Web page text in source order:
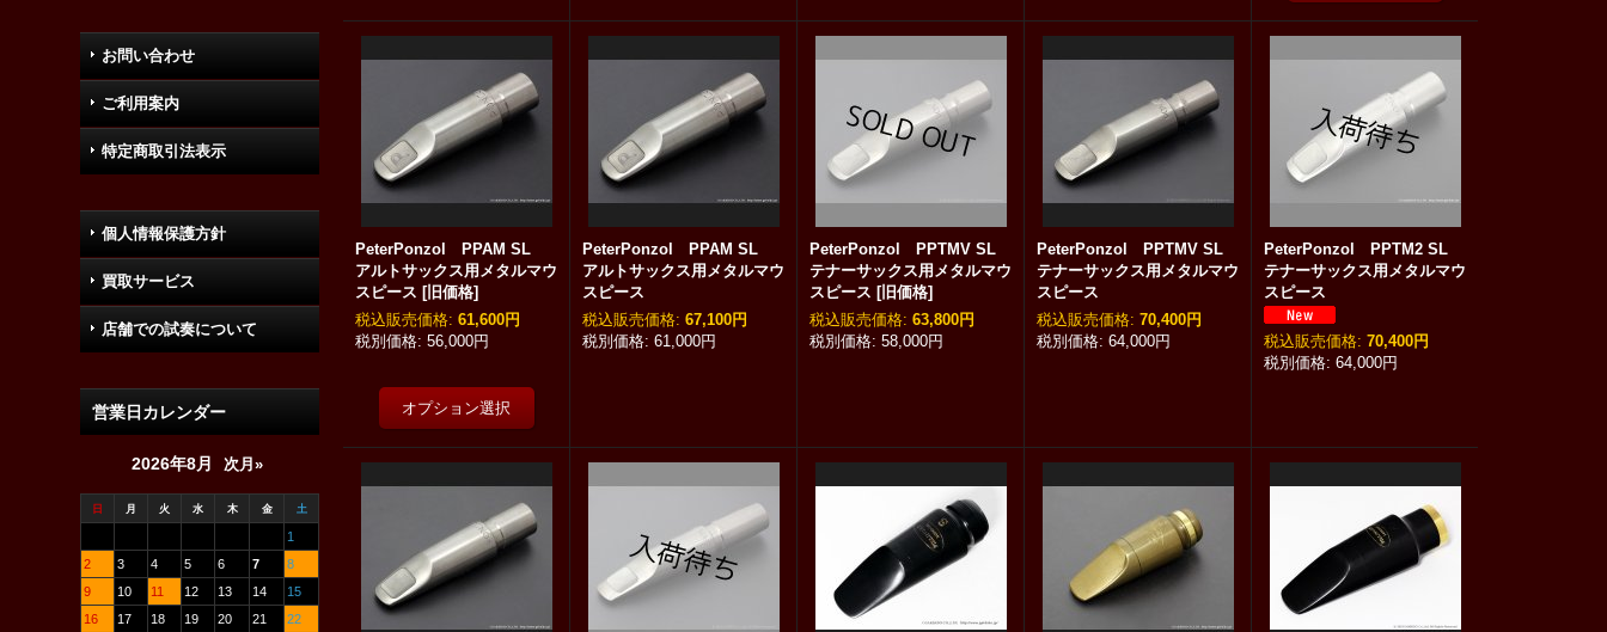
お問い合わせ
ご利用案内
特定商取引法表示
個人情報保護方針
買取サービス
店舗での試奏について
営業日カレンダー
2026年8月 次月»
日 月 火 水 木 金 土
1
2
3 4 5 6 7
8
9
10 11 12 13 14
15
16
17 18 19 20 21
22
PeterPonzol PPAM SL
アルトサックス用メタルマウ
スピース [旧価格]
56,000円
税込 : 61,600円
PeterPonzol PPAM SL
アルトサックス用メタルマウ
スピース
61,000円
税込 : 67,100円
PeterPonzol PPTMV SL
テナーサックス用メタルマウ
スピース [旧価格]
58,000円
税込 : 63,800円
PeterPonzol PPTMV SL
テナーサックス用メタルマウ
スピース
64,000円
税込 : 70,400円
PeterPonzol PPTM2 SL
テナーサックス用メタルマウ
スピース
64,000円
税込 : 70,400円